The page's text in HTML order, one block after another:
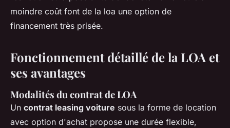
moindre coût font de la loa une option de
financement très prisée.
Fonctionnement détaillé de la LOA et
ses avantages
Modalités du contrat de LOA
Un contrat leasing voiture sous la forme de location
avec option d'achat propose une durée flexible,